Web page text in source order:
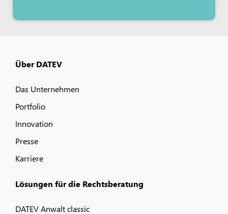
Über DATEV
Das Unternehmen
Portfolio
Innovation
Presse
Karriere
Lösungen für die Rechtsberatung
DATEV Anwalt classic